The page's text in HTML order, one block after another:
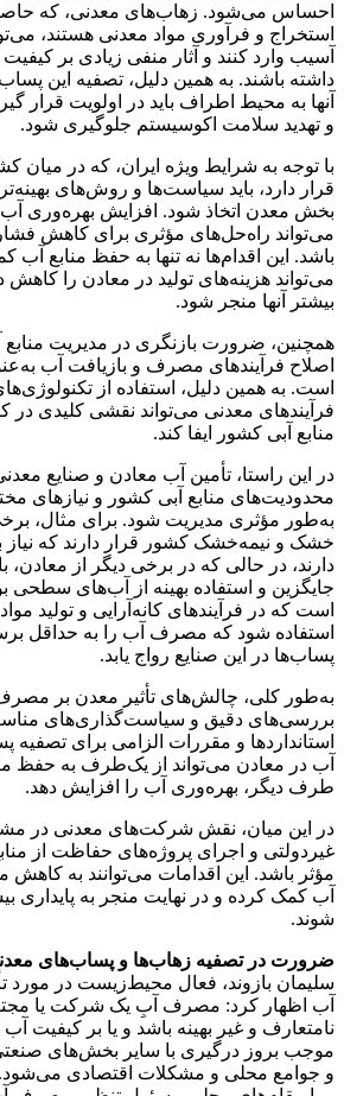
احساس می‌شود. زهاب‌های معدنی، که حاصل
استخراج و فرآوری مواد معدنی هستند،
آسیب وارد کنند و آثار منفی زیادی بر
داشته باشند. به همین دلیل، تصفیه این
آنها به محیط اطراف باید در اولویت قرار
و تهدید سلامت اکوسیستم جلوگیری شود.
با توجه به شرایط ویژه ایران، که در میان
قرار دارد، باید سیاست‌ها و روش‌های
بخش معدن اتخاذ شود. افزایش بهره‌وری آب
می‌تواند راه‌حل‌های مؤثری برای کاهش فشار
باشد. این اقدام‌ها نه تنها به حفظ منابع آب
می‌تواند هزینه‌های تولید در معادن را
بیشتر آنها منجر شود.
همچنین، ضرورت بازنگری در مدیریت
اصلاح فرآیندهای مصرف و بازیافت آب
است. به همین دلیل، استفاده از
فرآیندهای معدنی می‌تواند نقشی کلیدی در
منابع آبی کشور ایفا کند.
در این راستا، تأمین آب معادن و صنایع معدنی
محدودیت‌های منابع آبی کشور و نیازهای
به‌طور مؤثری مدیریت شود. برای مثال،
خشک و نیمه‌خشک کشور قرار دارند که نیاز
دارند، در حالی که در برخی دیگر از معادن،
جایگزین و استفاده بهینه از آب‌های سطحی
است که در فرآیندهای کانه‌آرایی و تولید
استفاده شود که مصرف آب را به حداقل
پساب‌ها در این صنایع رواج یابد.
به‌طور کلی، چالش‌های تأثیر معدن بر مصرف
بررسی‌های دقیق و سیاست‌گذاری‌های مناسب
استانداردها و مقررات الزامی برای
آب در معادن می‌تواند از یک‌طرف به حفظ
طرف دیگر، بهره‌وری آب را افزایش دهد.
در این میان، نقش شرکت‌های معدنی در
غیردولتی و اجرای پروژه‌های حفاظت از
مؤثر باشد. این اقدامات می‌توانند به
آب کمک کرده و در نهایت منجر به پایداری
شوند.
ضرورت در تصفیه زهاب‌ها و پساب‌های
سلیمان بازوند، فعال محیط‌زیست در مورد
آب اظهار کرد: مصرف آبِ یک شرکت یا
نامتعارف و غیر بهینه باشد و یا بر کیفیت آب
موجب بروز درگیری با سایر بخش‌های
و جوامع محلی و مشکلات اقتصادی می‌شود.